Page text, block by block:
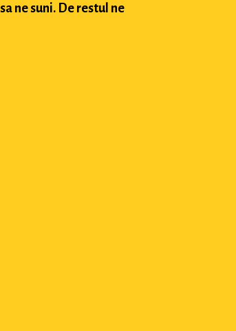
ne suni. De restul ne